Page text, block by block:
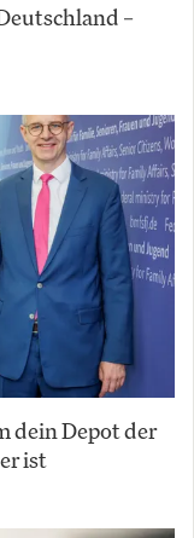
–
dein Depot der
ist